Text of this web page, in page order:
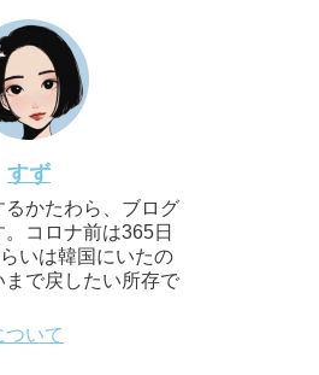
すず
かたわら、ブログ
コロナ前は365日
いは韓国にいたの
まで戻したい所存で
ついて